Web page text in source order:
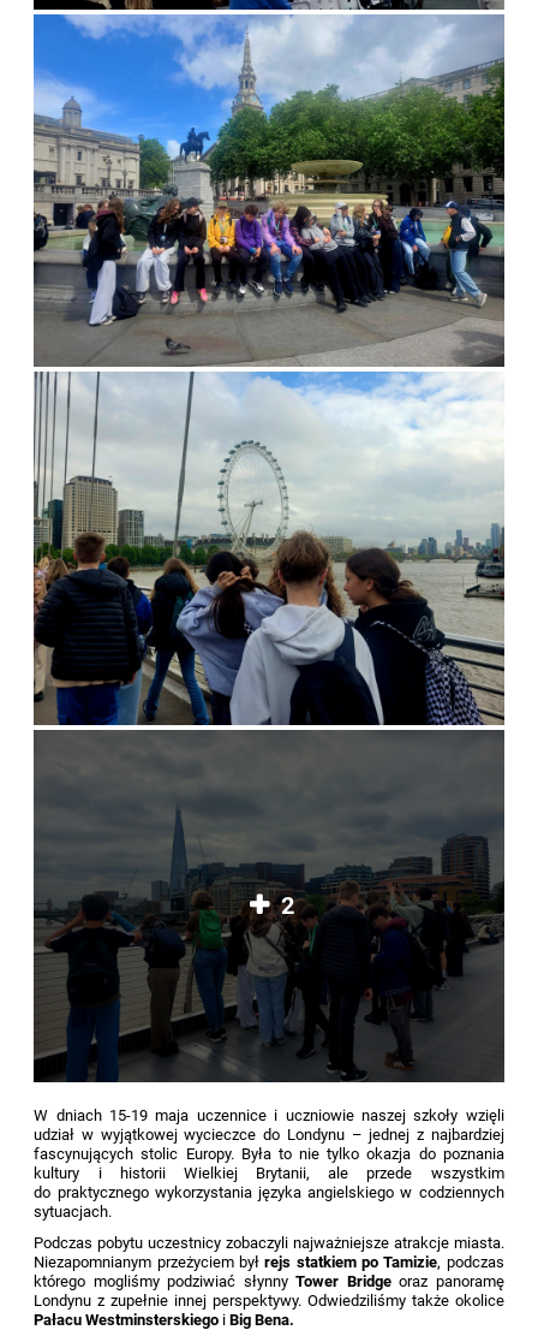
2
W dniach 15-19 maja uczennice i uczniowie naszej szkoły wzięli
udział w wyjątkowej wycieczce do Londynu – jednej z najbardziej
fascynujących stolic Europy. Była to nie tylko okazja do poznania
kultury i historii Wielkiej Brytanii, ale przede wszystkim
do praktycznego wykorzystania języka angielskiego w codziennych
sytuacjach.
Podczas pobytu uczestnicy zobaczyli najważniejsze atrakcje miasta.
Niezapomnianym przeżyciem byłrejs statkiem po Tamizie, podczas
którego mogliśmy podziwiać słynnyTower Bridgeoraz panoramę
Londynu z zupełnie innej perspektywy. Odwiedziliśmy także okolice
Pałacu Westminsterskiego iBig Bena.